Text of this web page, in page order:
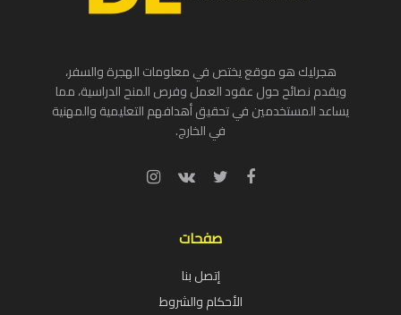
هجرليك هو موقع يختص في معلومات الهجرة والسفر،
ويقدم نصائح حول عقود العمل وفرص المنح الدراسية، مما
يساعد المستخدمين في تحقيق أهدافهم التعليمية والمهنية
في الخارج.
صفحات
إتصل بنا
الأحكام والشروط